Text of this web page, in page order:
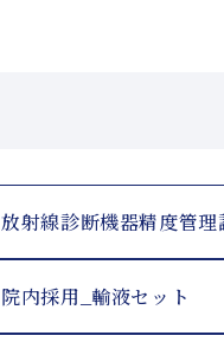
放射線診断機器精度管理
院内採用_輸液セット